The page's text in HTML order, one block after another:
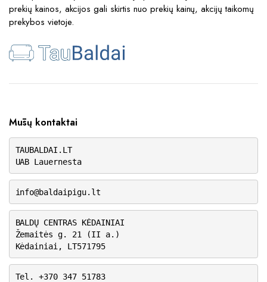
prekių kainos, akcijos gali skirtis nuo prekių kainų, akcijų taikomų
prekybos vietoje.
Mūsų kontaktai
TAUBALDAI.LT
UAB Lauernesta
info@baldaipigu.lt
BALDŲ CENTRAS KĖDAINIAI
Žemaitės g. 21 (II a.)
Kėdainiai, LT571795
Tel. +370 347 51783